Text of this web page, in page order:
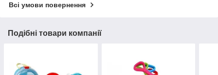
Всі умови повернення
Подібні товари компанії